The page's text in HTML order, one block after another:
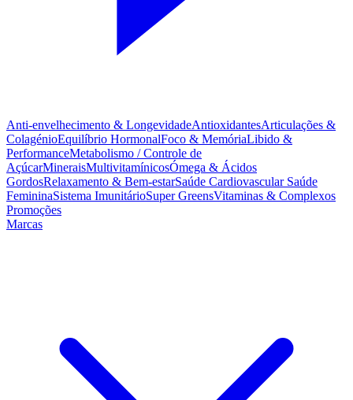
Anti-envelhecimento & LongevidadeAntioxidantesArticulações &
ColagénioEquilíbrio HormonalFoco & MemóriaLibido &
PerformanceMetabolismo / Controle de
AçúcarMineraisMultivitamínicosÓmega & Ácidos
GordosRelaxamento & Bem-estarSaúde Cardiovascular Saúde
FemininaSistema ImunitárioSuper GreensVitaminas & Complexos
Promoções
Marcas